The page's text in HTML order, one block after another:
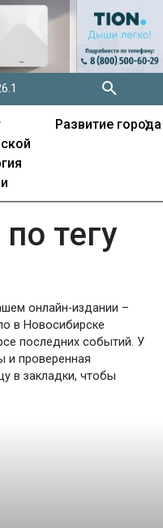
Развитие города
›
тегу
онлайн-издании –
в Новосибирске
последних событий. У
и проверенная
в закладки, чтобы